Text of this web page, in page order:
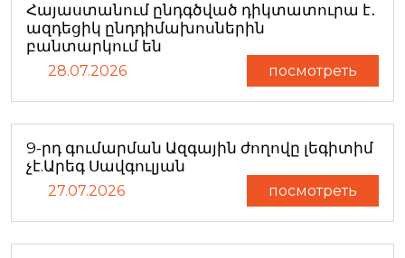
Հայաստանում ընդգծված դիկտատուրա է․
ազդեցիկ ընդդիմախոսներին
բանտարկում են
28.07.2026 посмотреть
9-րդ գումարման Ազգային ժողովը լեգիտիմ
չէ.Արեգ Սավգուլյան
27.07.2026 посмотреть